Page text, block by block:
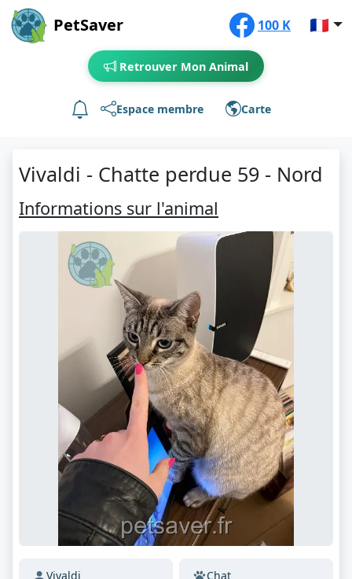
PetSaver 100 K 🇫🇷
Retrouver Mon Animal
Espace membre Carte
Vivaldi - Chatte perdue 59 - Nord
Informations sur l'animal
Vivaldi Chat